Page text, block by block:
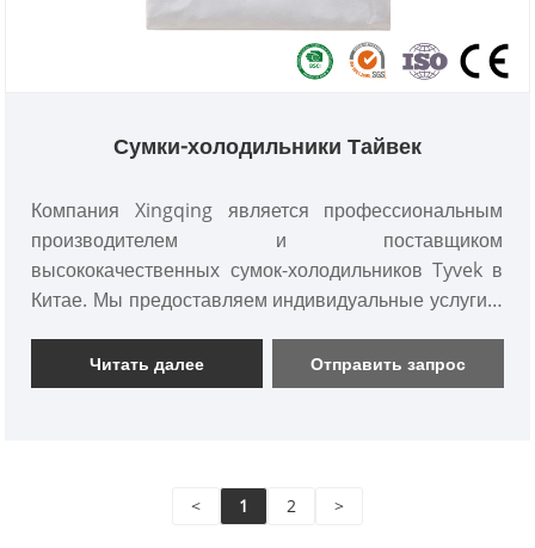
Сумки-холодильники Тайвек
Компания Xingqing является профессиональным
производителем и поставщиком
высококачественных сумок-холодильников Tyvek в
Китае. Мы предоставляем индивидуальные услуги и
составляет до 10 миллионов +. Мы сотрудничаем с
десятками тысяч крупных и мелких брендов, таких
фабрики. Добро пожаловать, чтобы узнать.
Читать далее Отправить запрос
< 1 2 >